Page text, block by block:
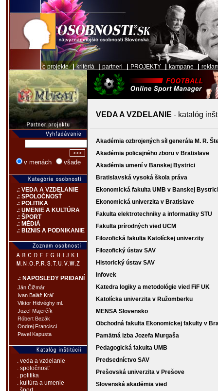
o projekte|kritériá partneri PROJEKTY kampane
v menách všade
.: VEDA A VZDELANIE
.: SPOLOČNOSŤ
.: POLITIKA
.: UMENIE A KULTÚRA
.: ŠPORT
.: MÉDIÁ
.: BIZNIS A PODNIKANIE
.: NAPOSLEDY PRIDANÍ
Ján Čižmár
Ivan Baláž Kráľ
Viktor Hidvéghy ml.
Jozef Majerčík
Róbert Bezák
Ondrej Francisci
Pavel Kapusta
. veda a vzdelanie
. spoločnosť
. politika
. kultúra a umenie
VEDA A VZDELANIE - katalóg
Akadémia ozbrojených síl generála M. R.
Akadémia policajného zboru v Bratislave
Akadémia umení v Banskej Bystrici
Bratislavská vysoká škola práva
Ekonomická fakulta UMB v Banskej Bystrici
Ekonomická univerzita v Bratislave
Fakulta elektrotechniky a informatiky STU
Fakulta prírodných vied UCM
Filozofická fakulta Katolíckej univerzity
Filozofický ústav SAV
Historický ústav SAV
Infovek
Katedra logiky a metodológie vied FiF UK
Katolícka univerzita v Ružomberku
MENSA Slovensko
Obchodná fakulta Ekonomickej fakulty v
Pamätná izba Jozefa Murgaša
Pedagogická fakulta UMB
Predsedníctvo SAV
Prešovská univerzita v Prešove
Slovenská akadémia vied